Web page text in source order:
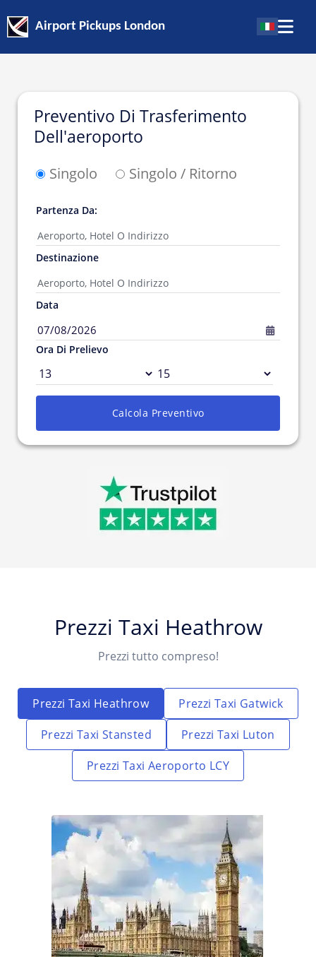
Airport Pickups London
Preventivo Di Trasferimento
Dell'aeroporto
Singolo Singolo / Ritorno
Partenza Da:
Destinazione
Data
07/08/2026
Ora Di Prelievo
Calcola Preventivo
Prezzi Taxi Heathrow
Prezzi tutto compreso!
Prezzi Taxi Heathrow
Prezzi Taxi Gatwick
Prezzi Taxi Stansted
Prezzi Taxi Luton
Prezzi Taxi Aeroporto LCY